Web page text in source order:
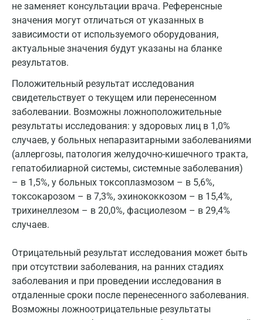
не заменяет консультации врача. Референсные
значения могут отличаться от указанных в
зависимости от используемого оборудования,
актуальные значения будут указаны на бланке
результатов.
Положительный результат исследования
свидетельствует о текущем или перенесенном
заболевании. Возможны ложноположительные
результаты исследования: у здоровых лиц в 1,0%
случаев, у больных непаразитарными заболеваниями
(аллергозы, патология желудочно-кишечного тракта,
гепатобилиарной системы, системные заболевания)
– в 1,5%, у больных токсоплазмозом – в 5,6%,
токсокарозом – в 7,3%, эхинококкозом – в 15,4%,
трихинеллезом – в 20,0%, фасциолезом – в 29,4%
случаев.
Отрицательный результат исследования может быть
при отсутствии заболевания, на ранних стадиях
заболевания и при проведении исследования в
отдаленные сроки после перенесенного заболевания.
Возможны ложноотрицательные результаты